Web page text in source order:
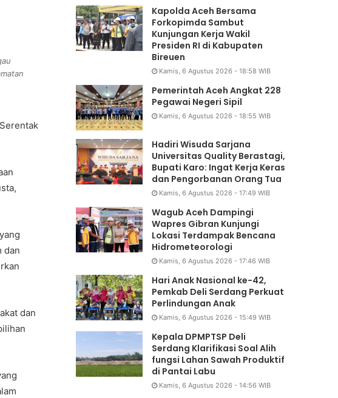
dan
dan
Kapolda Aceh Bersama
Forkopimda Sambut
Kunjungan Kerja Wakil
Presiden RI di Kabupaten
Bireuen
Kamis, 6 Agustus 2026 - 18:58 WIB
Pemerintah Aceh Angkat 228
Pegawai Negeri Sipil
Kamis, 6 Agustus 2026 - 18:55 WIB
Hadiri Wisuda Sarjana
Universitas Quality Berastagi,
Bupati Karo: Ingat Kerja Keras
dan Pengorbanan Orang Tua
Kamis, 6 Agustus 2026 - 17:49 WIB
Wagub Aceh Dampingi
Wapres Gibran Kunjungi
Lokasi Terdampak Bencana
Hidrometeorologi
Kamis, 6 Agustus 2026 - 17:46 WIB
Hari Anak Nasional ke-42,
Pemkab Deli Serdang Perkuat
Perlindungan Anak
Kamis, 6 Agustus 2026 - 15:49 WIB
Kepala DPMPTSP Deli
Serdang Klarifikasi Soal Alih
fungsi Lahan Sawah Produktif
di Pantai Labu
Kamis, 6 Agustus 2026 - 14:56 WIB